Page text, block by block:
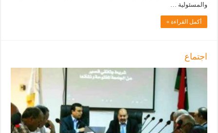
والمسئولية …
أكمل القراءة »
اجتماع